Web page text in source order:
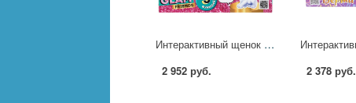
Интерактивный щенок Нейма, 22 см, с пультом-поводком, 5 функций Мой питомец MBJ124345LV-18D
2 952 руб.
2 378 руб.